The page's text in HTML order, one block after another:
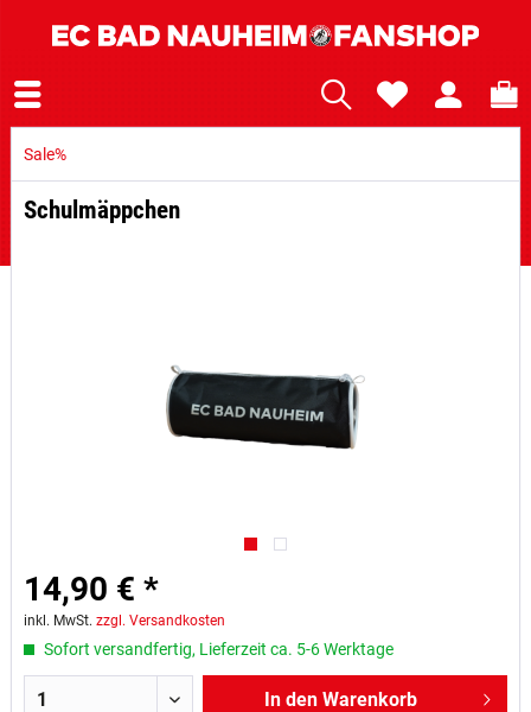
Sale%
Schulmäppchen
14,90 € *
inkl. MwSt. zzgl. Versandkosten
Sofort versandfertig, Lieferzeit ca. 5-6 Werktage
In den Warenkorb